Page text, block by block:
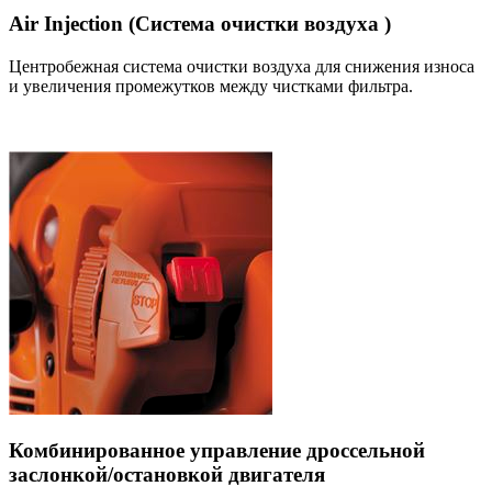
Air Injection (Система очистки воздуха )
Центробежная система очистки воздуха для снижения износа
и увеличения промежутков между чистками фильтра.
Комбинированное управление дроссельной
заслонкой/остановкой двигателя